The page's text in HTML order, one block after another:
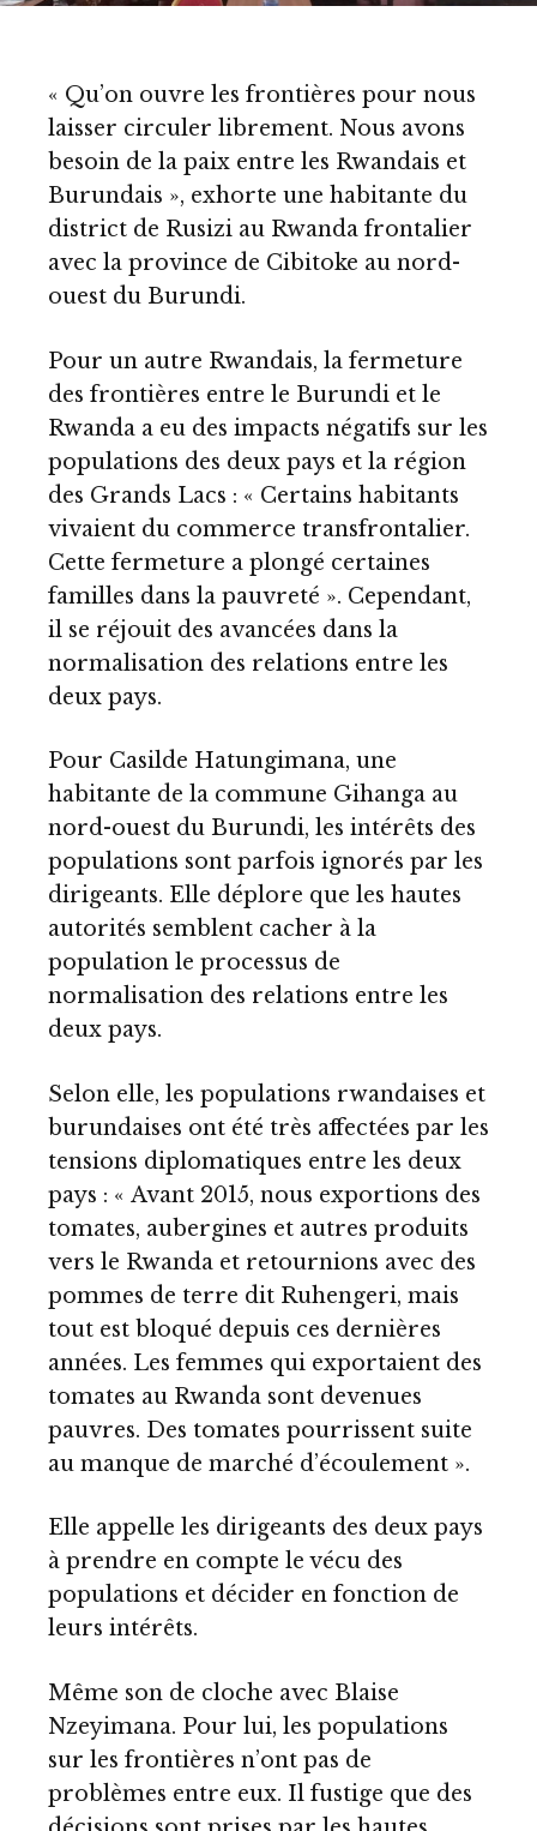
« Qu’on ouvre les frontières pour nous
laisser circuler librement. Nous avons
besoin de la paix entre les Rwandais et
Burundais », exhorte une habitante du
district de Rusizi au Rwanda frontalier
avec la province de Cibitoke au nord-
ouest du Burundi.
Pour un autre Rwandais, la fermeture
des frontières entre le Burundi et le
Rwanda a eu des impacts négatifs sur les
populations des deux pays et la région
des Grands Lacs : « Certains habitants
vivaient du commerce transfrontalier.
Cette fermeture a plongé certaines
familles dans la pauvreté ». Cependant,
il se réjouit des avancées dans la
normalisation des relations entre les
deux pays.
Pour Casilde Hatungimana, une
habitante de la commune Gihanga au
nord-ouest du Burundi, les intérêts des
populations sont parfois ignorés par les
dirigeants. Elle déplore que les hautes
autorités semblent cacher à la
population le processus de
normalisation des relations entre les
deux pays.
Selon elle, les populations rwandaises et
burundaises ont été très affectées par les
tensions diplomatiques entre les deux
pays : « Avant 2015, nous exportions des
tomates, aubergines et autres produits
vers le Rwanda et retournions avec des
pommes de terre dit Ruhengeri, mais
tout est bloqué depuis ces dernières
années. Les femmes qui exportaient des
tomates au Rwanda sont devenues
pauvres. Des tomates pourrissent suite
au manque de marché d’écoulement ».
Elle appelle les dirigeants des deux pays
à prendre en compte le vécu des
populations et décider en fonction de
leurs intérêts.
Même son de cloche avec Blaise
Nzeyimana. Pour lui, les populations
sur les frontières n’ont pas de
problèmes entre eux. Il fustige que des